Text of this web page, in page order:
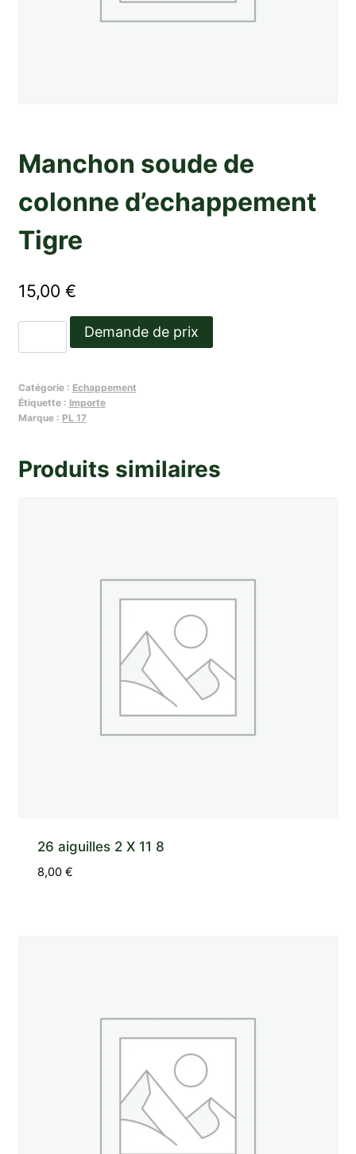
Manchon soude de
colonne d’echappement
Tigre
15,00 €
de
soude
de
d'echappement
Tigre
Demande de prix
Catégorie : Echappement
Étiquette : Importe
Marque : PL 17
Produits similaires
26 aiguilles 2 X 11 8
8,00€